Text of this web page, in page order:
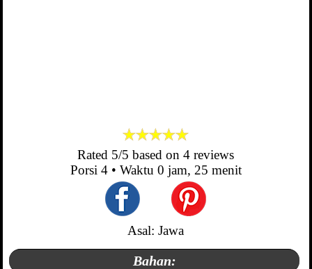
Rated 5/5 based on4 reviews
Porsi 4• Waktu 0 jam, 25 menit
Asal: Jawa
Bahan: